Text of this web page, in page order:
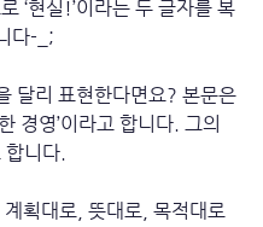
로 ‘현실!’이라는 두 글자를 복
다-_;
달리 표현한다면요? 본문은
경영’이라고 합니다. 그의
합니다.
획대로, 뜻대로, 목적대로